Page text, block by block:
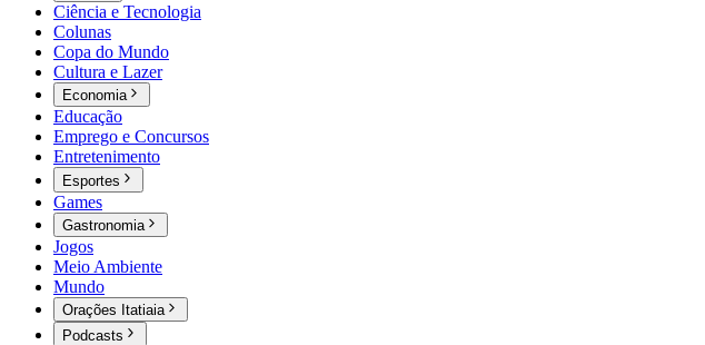
Ciência e Tecnologia
Colunas
Copa do Mundo
Cultura e Lazer
Economia
Educação
Emprego e Concursos
Entretenimento
Esportes
Games
Gastronomia
Jogos
Meio Ambiente
Mundo
Orações Itatiaia
Podcasts